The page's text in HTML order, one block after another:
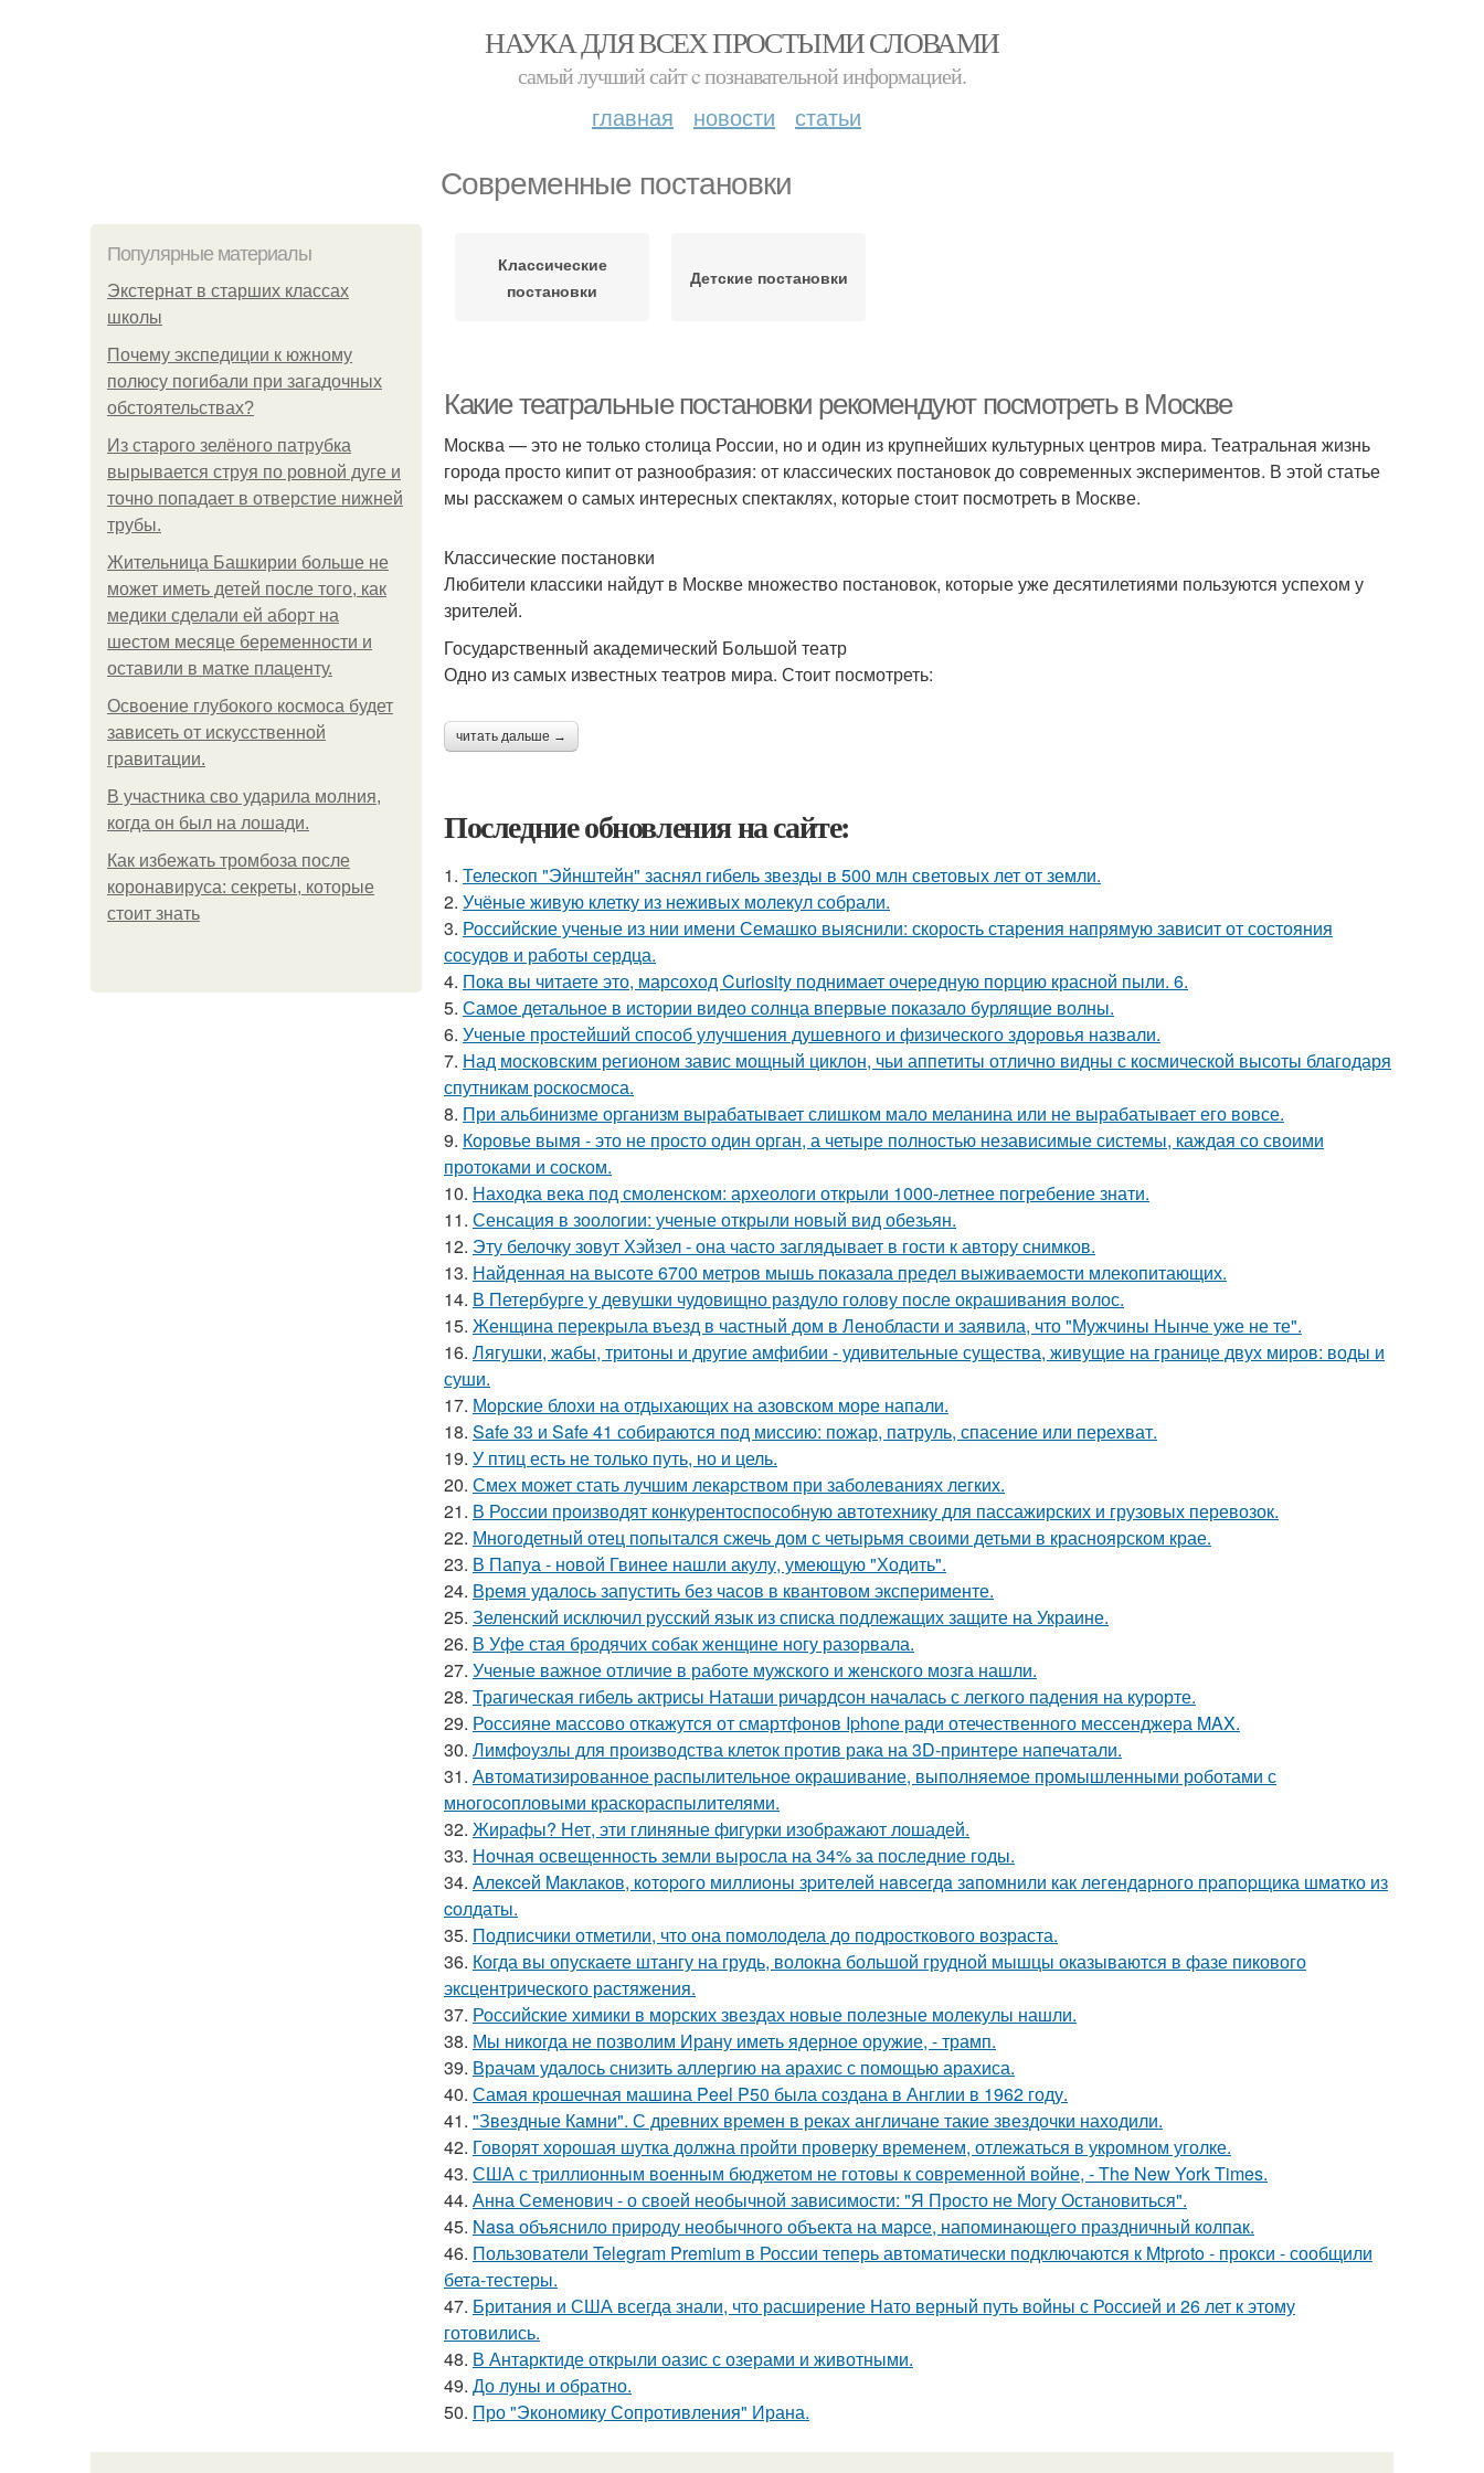
НАУКА ДЛЯ ВСЕХ ПРОСТЫМИ СЛОВАМИ
самый лучший сайт c познавательной информацией.
главная новости статьи
Современные постановки
Популярные материалы
Экстернат в старших классах
школы
Почему экспедиции к южному
полюсу погибали при загадочных
обстоятельствах?
Из старого зелёного патрубка
вырывается струя по ровной дуге и
точно попадает в отверстие нижней
трубы.
Жительница Башкирии больше не
может иметь детей после того, как
медики сделали ей аборт на
шестом месяце беременности и
оставили в матке плаценту.
Освоение глубокого космоса будет
зависеть от искусственной
гравитации.
В участника сво ударила молния,
когда он был на лошади.
Как избежать тромбоза после
коронавируса: секреты, которые
стоит знать
Классические
постановки
Детские постановки
Какие театральные постановки рекомендуют посмотреть в Москве
Москва — это не только столица России, но и один из крупнейших культурных центров мира. Театральная жизнь
города просто кипит от разнообразия: от классических постановок до современных экспериментов. В этой статье
мы расскажем о самых интересных спектаклях, которые стоит посмотреть в Москве.
Классические постановки
Любители классики найдут в Москве множество постановок, которые уже десятилетиями пользуются успехом у
зрителей.
Государственный академический Большой театр
Одно из самых известных театров мира. Стоит посмотреть:
читать дальше →
Последние обновления на сайте:
1. Телескоп "Эйнштейн" заснял гибель звезды в 500 млн световых лет от земли.
2. Учёные живую клетку из неживых молекул собрали.
3. Российские ученые из нии имени Семашко выяснили: скорость старения напрямую зависит от состояния
сосудов и работы сердца.
4. Пока вы читаете это, марсоход Curiosity поднимает очередную порцию красной пыли. 6.
5. Самое детальное в истории видео солнца впервые показало бурлящие волны.
6. Ученые простейший способ улучшения душевного и физического здоровья назвали.
7. Над московским регионом завис мощный циклон, чьи аппетиты отлично видны с космической высоты благодаря
спутникам роскосмоса.
8. При альбинизме организм вырабатывает слишком мало меланина или не вырабатывает его вовсе.
9. Коровье вымя - это не просто один орган, а четыре полностью независимые системы, каждая со своими
протоками и соском.
10. Находка века под смоленском: археологи открыли 1000-летнее погребение знати.
11. Сенсация в зоологии: ученые открыли новый вид обезьян.
12. Эту белочку зовут Хэйзел - она часто заглядывает в гости к автору снимков.
13. Найденная на высоте 6700 метров мышь показала предел выживаемости млекопитающих.
14. В Петербурге у девушки чудовищно раздуло голову после окрашивания волос.
15. Женщина перекрыла въезд в частный дом в Ленобласти и заявила, что "Мужчины Нынче уже не те".
16. Лягушки, жабы, тритоны и другие амфибии - удивительные существа, живущие на границе двух миров: воды и
суши.
17. Морские блохи на отдыхающих на азовском море напали.
18. Safe 33 и Safe 41 собираются под миссию: пожар, патруль, спасение или перехват.
19. У птиц есть не только путь, но и цель.
20. Смех может стать лучшим лекарством при заболеваниях легких.
21. В России производят конкурентоспособную автотехнику для пассажирских и грузовых перевозок.
22. Многодетный отец попытался сжечь дом с четырьмя своими детьми в красноярском крае.
23. В Папуа - новой Гвинее нашли акулу, умеющую "Ходить".
24. Время удалось запустить без часов в квантовом эксперименте.
25. Зеленский исключил русский язык из списка подлежащих защите на Украине.
26. В Уфе стая бродячих собак женщине ногу разорвала.
27. Ученые важное отличие в работе мужского и женского мозга нашли.
28. Трагическая гибель актрисы Наташи ричардсон началась с легкого падения на курорте.
29. Россияне массово откажутся от смартфонов Iphone ради отечественного мессенджера MAX.
30. Лимфоузлы для производства клеток против рака на 3D-принтере напечатали.
31. Автоматизированное распылительное окрашивание, выполняемое промышленными роботами с
многосопловыми краскораспылителями.
32. Жирафы? Нет, эти глиняные фигурки изображают лошадей.
33. Ночная освещенность земли выросла на 34% за последние годы.
34. Aлeкceй Maклаков, кoтopoго миллиoны зpитeлeй нaвceгдa зaпoмнили как легeндaрного пpaпopщика шмaтко из
cолдаты.
35. Подписчики отметили, что она помолодела до подросткового возраста.
36. Когда вы опускаете штангу на грудь, волокна большой грудной мышцы оказываются в фазе пикового
эксцентрического растяжения.
37. Российские химики в морских звездах новые полезные молекулы нашли.
38. Мы никогда не позволим Ирану иметь ядерное оружие, - трамп.
39. Врачам удалось снизить аллергию на арахис с помощью арахиса.
40. Самая крошечная машина Peel P50 была создана в Англии в 1962 году.
41. "Звездные Камни". С древних времен в реках англичане такие звездочки находили.
42. Говорят хорошая шутка должна пройти проверку временем, отлежаться в укромном уголке.
43. США с триллионным военным бюджетом не готовы к современной войне, - The New York Times.
44. Анна Семенович - о своей необычной зависимости: "Я Просто не Могу Остановиться".
45. Nasa объяснило природу необычного объекта на марсе, напоминающего праздничный колпак.
46. Пользователи Telegram Premium в России теперь автоматически подключаются к Mtproto - прокси - сообщили
бета-тестеры.
47. Британия и США всегда знали, что расширение Нато верный путь войны с Россией и 26 лет к этому
готовились.
48. В Антарктиде открыли оазис с озерами и животными.
49. До луны и обратно.
50. Про "Экономику Сопротивления" Ирана.